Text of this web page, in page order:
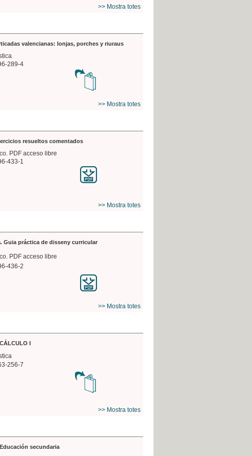
>> Mostra totes
valencianas: lonjas, porches y riuraus
289-4
>> Mostra totes
resueltos comentados
PDF acceso libre
433-1
>> Mostra totes
Guia práctica de disseny curricular
PDF acceso libre
436-2
>> Mostra totes
I
256-7
>> Mostra totes
secundaria